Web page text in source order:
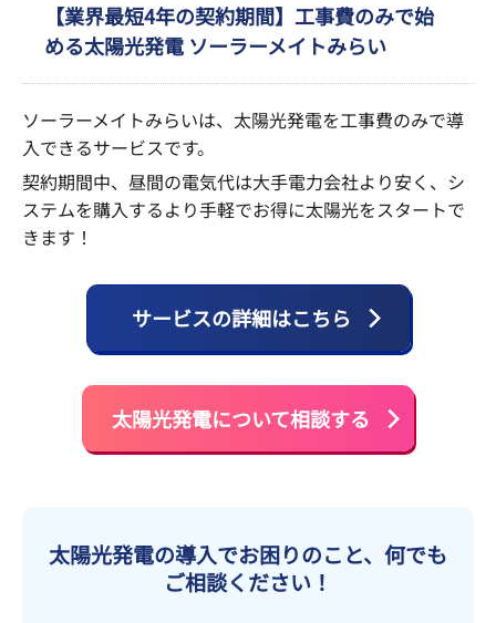
【業界最短4年の契約期間】工事費のみで始
める太陽光発電 ソーラーメイトみらい
ソーラーメイトみらいは、太陽光発電を工事費のみで導
入できるサービスです。
契約期間中、昼間の電気代は大手電力会社より安く、シ
ステムを購入するより手軽でお得に太陽光をスタートで
きます！
サービスの詳細はこちら
太陽光発電について相談する
太陽光発電の導入でお困りのこと、何でも
ご相談ください！